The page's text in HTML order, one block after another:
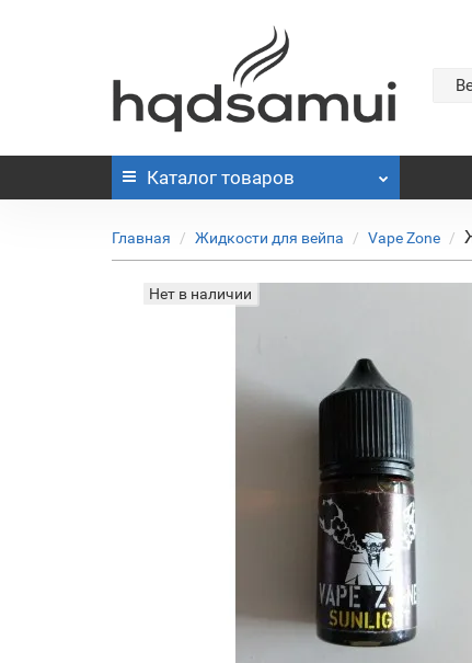
Каталог товаров
Главная Жидкости для вейпа Vape Zone
Нет в наличии